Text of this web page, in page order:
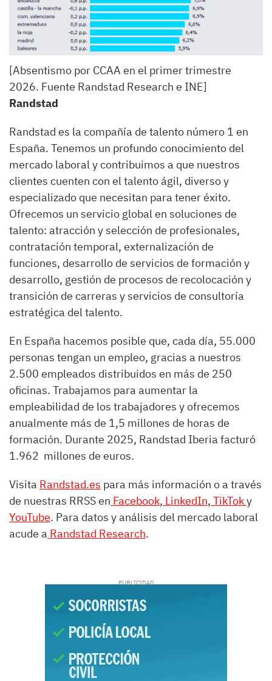
[Absentismo por CCAA en el primer trimestre
2026. Fuente Randstad Research e INE]
Randstad
Randstad es la compañía de talento número 1 en
España. Tenemos un profundo conocimiento del
mercado laboral y contribuimos a que nuestros
clientes cuenten con el talento ágil, diverso y
especializado que necesitan para tener éxito.
Ofrecemos un servicio global en soluciones de
talento: atracción y selección de profesionales,
contratación temporal, externalización de
funciones, desarrollo de servicios de formación y
desarrollo, gestión de procesos de recolocación y
transición de carreras y servicios de consultoría
estratégica del talento.
En España hacemos posible que, cada día, 55.000
personas tengan un empleo, gracias a nuestros
2.500 empleados distribuidos en más de 250
oficinas. Trabajamos para aumentar la
empleabilidad de los trabajadores y ofrecemos
anualmente más de 1,5 millones de horas de
formación. Durante 2025, Randstad Iberia facturó
1.962 millones de euros.
Visita Randstad.es para más información o a través
de nuestras RRSS en Facebook, LinkedIn, TikToky
YouTube. Para datos y análisis del mercado laboral
acude a Randstad Research.